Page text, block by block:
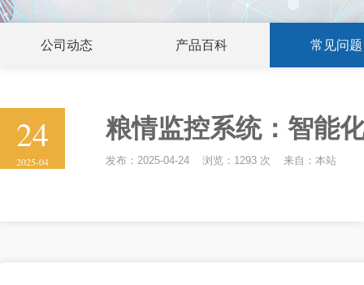
公司动态 产品百科 常见问题
24
2025-04
粮情监控系统：智能
发布：2025-04-24 浏览：1293 次 来自：本站